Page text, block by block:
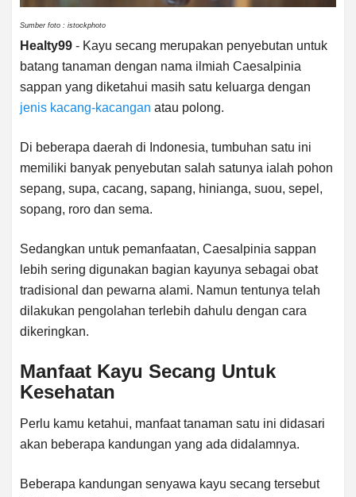
Sumber foto : istockphoto
Healty99 - Kayu secang merupakan penyebutan untuk
batang tanaman dengan nama ilmiah Caesalpinia
sappan yang diketahui masih satu keluarga dengan
jenis kacang-kacangan atau polong.
Di beberapa daerah di Indonesia, tumbuhan satu ini
memiliki banyak penyebutan salah satunya ialah pohon
sepang, supa, cacang, sapang, hinianga, suou, sepel,
sopang, roro dan sema.
Sedangkan untuk pemanfaatan, Caesalpinia sappan
lebih sering digunakan bagian kayunya sebagai obat
tradisional dan pewarna alami. Namun tentunya telah
dilakukan pengolahan terlebih dahulu dengan cara
dikeringkan.
Manfaat Kayu Secang Untuk
Kesehatan
Perlu kamu ketahui, manfaat tanaman satu ini didasari
akan beberapa kandungan yang ada didalamnya.
Beberapa kandungan senyawa kayu secang tersebut